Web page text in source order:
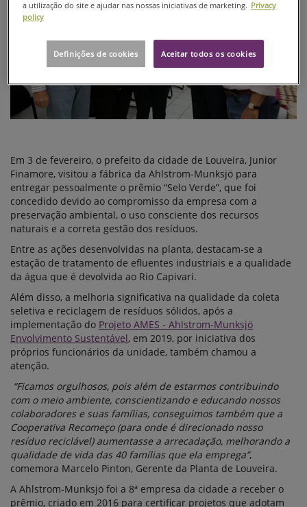
Em 3 de fevereiro, o prefeito da cidade de Louveira, Junior
Finamore, visitou a fábrica da Ahlstrom-Munksjö para
entregar pessoalmente o prêmio “Selo Verde”, que foi
concedido devido ao compromisso da empresa com a
preservação ambiental, o uso consciente dos recursos
naturais e a correta gestão dos resíduos.
Entre as ações desenvolvidas na planta, destacam-se a
estação de tratamento de efluentes industriais e a qualidade
da água que é devolvida ao Rio Capivari.
Além disso, a melhoria significativa na qualidade da coleta
seletiva e reciclagem de resíduos sólidos, após a
implementação do Projeto AMES - Ahlstrom-Munksjö
Envolvimento Sustentável, em 2019, por iniciativa dos
próprios funcionários da unidade, também chamou a
atenção.
“Ficamos orgulhosos, pois além de estarmos contribuindo
com o meio ambiente, conscientizando e educando nossos
colaboradores e suas famílias, conseguimos também que a
Cooperativa Recomeço (para onde é direcionado nosso
resíduo reciclável) aumentasse a arrecadação, melhorando a
qualidade de vida das 40 famílias que ela emprega”,
comemora Marcelo Pinton, Gerente da Planta de Louveira.
A Ahlstrom-Munksjö foi a 8ª empresa da cidade a receber o
prêmio, criado em 2016 para certificar projetos que adotam
a utilização do site e ajudar nas nossas iniciativas de marketing. Privacy
policy
Aceitar todos os cookies
Definições de cookies